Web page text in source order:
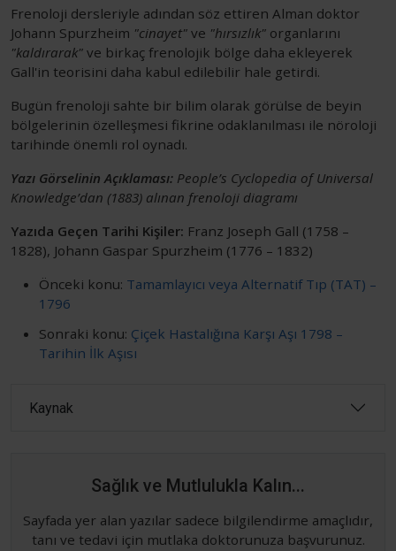
Frenoloji dersleriyle adından söz ettiren Alman doktor
Johann Spurzheim "cinayet" ve "hırsızlık" organlarını
"kaldırarak" ve birkaç frenolojik bölge daha ekleyerek
Gall'in teorisini daha kabul edilebilir hale getirdi.
Bugün frenoloji sahte bir bilim olarak görülse de beyin
bölgelerinin özelleşmesi fikrine odaklanılması ile nöroloji
tarihinde önemli rol oynadı.
Yazı Görselinin Açıklaması: People’s Cyclopedia of Universal
Knowledge’dan (1883) alınan frenoloji diagramı
Yazıda Geçen Tarihi Kişiler: Franz Joseph Gall (1758 –
1828), Johann Gaspar Spurzheim (1776 – 1832)
Önceki konu: Tamamlayıcı veya Alternatif Tıp (TAT) –
1796
Sonraki konu: Çiçek Hastalığına Karşı Aşı 1798 –
Tarihin İlk Aşısı
Kaynak
Sağlık ve Mutlulukla Kalın...
Sayfada yer alan yazılar sadece bilgilendirme amaçlıdır,
tanı ve tedavi için mutlaka doktorunuza başvurunuz.